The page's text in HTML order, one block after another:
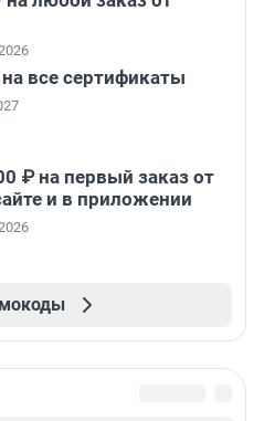
все сертификаты
₽ на первый заказ от
и в приложении